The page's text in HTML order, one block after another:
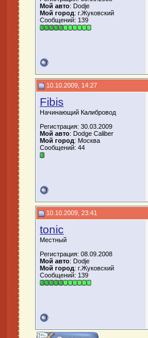
Мой авто: Dodje
Мой город: г.Жуковский
Сообщений: 139
10.10.2009, 14:27
Fibis
Начинающий Калибровод
Регистрация: 30.03.2009
Мой авто: Dodge Caliber
Мой город: Москва
Сообщений: 44
10.10.2009, 23:41
tonic
Местный
Регистрация: 08.09.2008
Мой авто: Dodje
Мой город: г.Жуковский
Сообщений: 139